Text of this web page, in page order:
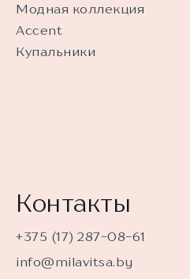
Модная коллекция
Accent
Купальники
Контакты
+375 (17) 287-08-61
info@milavitsa.by